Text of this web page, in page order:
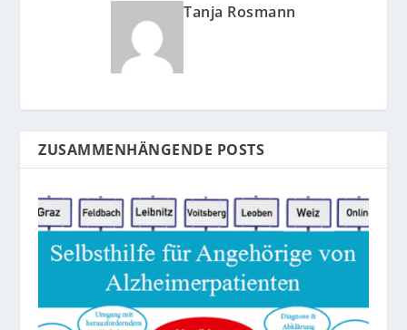
Tanja Rosmann
ZUSAMMENHÄNGENDE POSTS